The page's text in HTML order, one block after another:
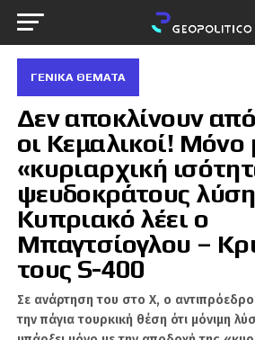
ΓΕΝΙΚΆ ΘΈΜΑΤΑ
Δεν αποκλίνουν
οι Κεμαλικοί! Μόνο
«κυριαρχική
ψευδοκράτους
Κυπριακό λέει ο
Μπαγτσίογλου –
τους S-400
Σε ανάρτηση του στο Χ, ο
την πάγια τουρκική θέση ότι μόνιμη